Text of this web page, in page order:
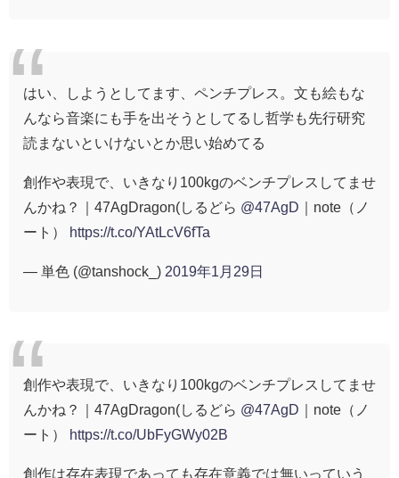
はい、しようとしてます、ペンチプレス。文も絵もな
んなら音楽にも手を出そうとしてるし哲学も先行研究
読まないといけないとか思い始めてる
創作や表現で、いきなり100kgのベンチプレスしてませ
んかね？｜47AgDragon(しるどら @47AgD ｜note（ノ
ート） https://t.co/YAtLcV6fTa
— 単色 (@tanshock_) 2019年1月29日
創作や表現で、いきなり100kgのベンチプレスしてませ
んかね？｜47AgDragon(しるどら @47AgD ｜note（ノ
ート）
https://t.co/UbFyGWy02B
創作は存在表現であっても存在意義では無いっていう